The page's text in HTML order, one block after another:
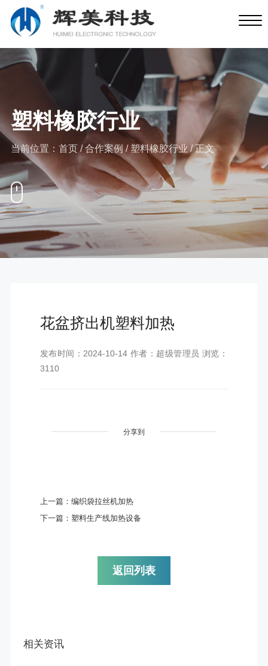
塑料橡胶行业
当前位置： 首页/合作案例/塑料橡胶行业/ 正文
花盆挤出机塑料加热
发布时间：2024-10-14 作者：超级管理员 浏览：
3110
分享到
上一篇：编织袋拉丝机加热
下一篇：塑料生产线加热设备
返回列表
相关资讯